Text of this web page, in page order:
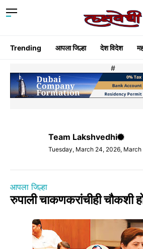
Trending आपला जिल्हा देश विदेश
#
Team Lakshvedhi
Tuesday, March 24, 2026, March
आपला जिल्हा
रुपाली चाकणकरांचीही चौकशी